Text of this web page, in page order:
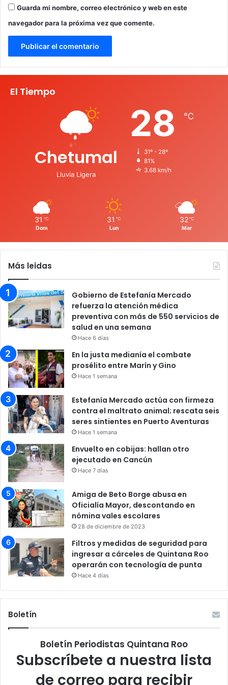
Guarda mi nombre, correo electrónico y web en este
navegador para la próxima vez que comente.
El Tiempo
Chetumal
Lluvia Ligera
28 ℃
31º - 28º
81%
3.68 km/h
31 ℃
Dom
31 ℃
Lun
32 ℃
Mar
Más leidas
Gobierno de Estefanía Mercado
refuerza la atención médica
preventiva con más de 550 servicios de
salud en una semana
Hace 6 días
En la justa medianía el combate
prosélito entre Marín y Gino
Hace 1 semana
Estefanía Mercado actúa con firmeza
contra el maltrato animal; rescata seis
seres sintientes en Puerto Aventuras
Hace 1 semana
Envuelto en cobijas: hallan otro
ejecutado en Cancún
Hace 7 días
Amiga de Beto Borge abusa en
Oficialía Mayor, descontando en
nómina vales escolares
28 de diciembre de 2023
Filtros y medidas de seguridad para
ingresar a cárceles de Quintana Roo
operarán con tecnología de punta
Hace 4 días
Boletín
Boletín Periodistas Quintana Roo
Subscríbete a nuestra lista
de correo para recibir